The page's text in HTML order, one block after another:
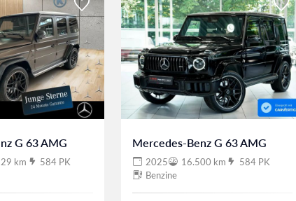
G 63 AMG
km
584 PK
Mercedes-Benz G 63 AMG
2025 16.500 km
584 PK
Benzine